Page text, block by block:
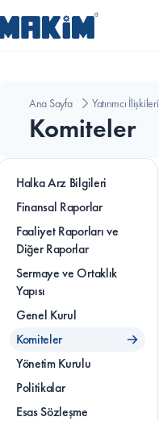
Ana Sayfa Yatırımcı İlişkileri
Komiteler
Halka Arz Bilgileri
Finansal Raporlar
Faaliyet Raporları ve
Diğer Raporlar
Sermaye ve Ortaklık
Yapısı
Genel Kurul
Komiteler
Yönetim Kurulu
Politikalar
Esas Sözleşme